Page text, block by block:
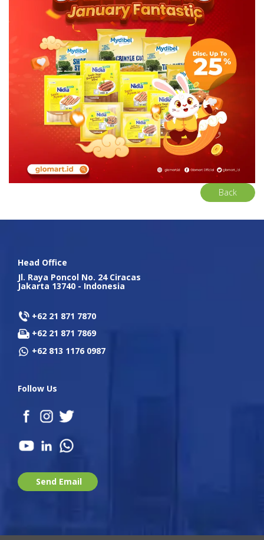
Back
Head Office
Jl. Raya Poncol No. 24 Ciracas
Jakarta 13740 - Indonesia
+62 21 871 7870
+62 21 871 7869
+62 813 1176 0987
Follow Us
Send Email